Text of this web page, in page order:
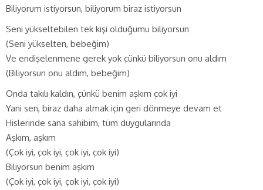
Biliyorum istiyorsun, biliyorum biraz istiyorsun
Seni yükseltebilen tek kişi olduğumu biliyorsun
(Seni yükselten, bebeğim)
Ve endişelenmene gerek yok çünkü biliyorsun onu aldım
(Biliyorsun onu aldım, bebeğim)
Onda takılı kaldın, çünkü benim aşkım çok iyi
Yani sen, biraz daha almak için geri dönmeye devam et
Hislerinde sana sahibim, tüm duygularında
Aşkım, aşkım
(Çok iyi, çok iyi, çok iyi, çok iyi)
Biliyorsun benim aşkım
(Çok iyi, çok iyi, çok iyi, çok iyi)